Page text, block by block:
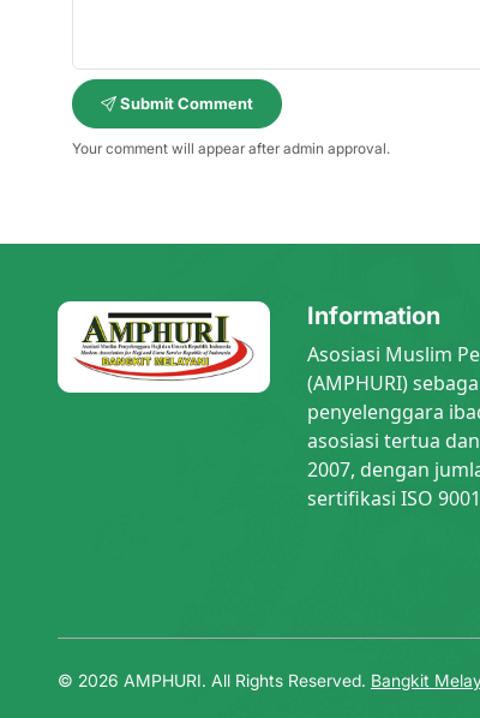
Submit Comment
Your comment will appear after admin approval.
Information
Asosiasi Muslim
(AMPHURI)
penyelenggara
asosiasi tertua
2007, dengan
sertifikasi ISO
© 2026 AMPHURI. All Rights Reserved. Bangkit